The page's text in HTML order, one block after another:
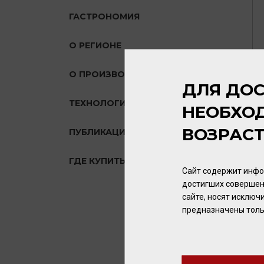
ГАСТРОНОМИЯ
О РЕГИОНЕ
О ПРОИЗВОДИТЕЛЕ
ТЕХНОЛОГИЯ
ПУБЛИКАЦИИ О ТОВАРЕ
ГДЕ КУПИТЬ?
ДЛЯ
ВОЗРАСТ
Сайт содержит
достигших
сайте, носят
предназначены